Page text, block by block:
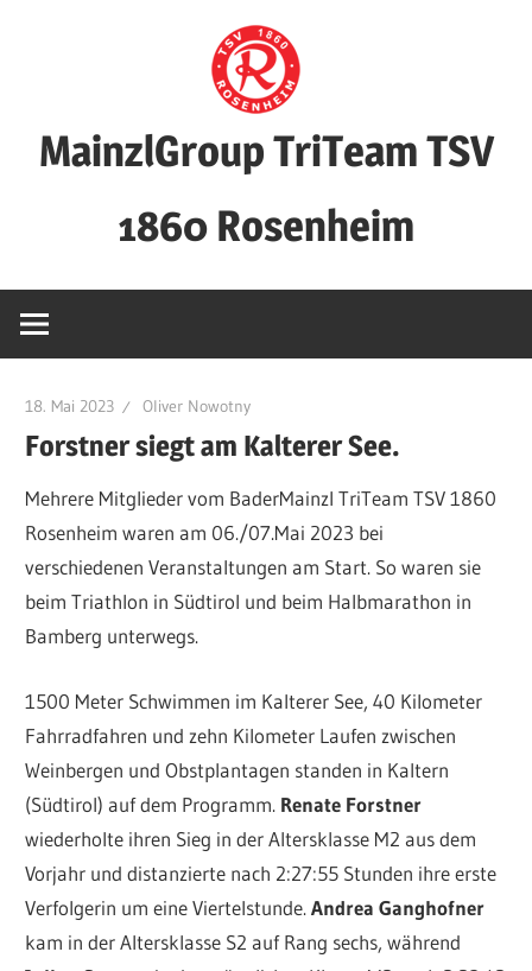
MainzlGroup TriTeam TSV
1860 Rosenheim
18. Mai 2023 Oliver Nowotny
Forstner siegt am Kalterer See.
Mehrere Mitglieder vom BaderMainzl TriTeam TSV 1860
Rosenheim waren am 06./07.Mai 2023 bei
verschiedenen Veranstaltungen am Start. So waren sie
beim Triathlon in Südtirol und beim Halbmarathon in
Bamberg unterwegs.
1500 Meter Schwimmen im Kalterer See, 40 Kilometer
Fahrradfahren und zehn Kilometer Laufen zwischen
Weinbergen und Obstplantagen standen in Kaltern
(Südtirol) auf dem Programm. Renate Forstner
wiederholte ihren Sieg in der Altersklasse M2 aus dem
Vorjahr und distanzierte nach 2:27:55 Stunden ihre erste
Verfolgerin um eine Viertelstunde.Andrea Ganghofner
kam in der Altersklasse S2 auf Rang sechs, während